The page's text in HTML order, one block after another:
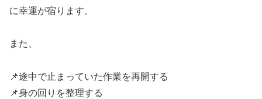
に幸運が宿ります。
また、
📌途中で止まっていた作業を再開する
📌身の回りを整理する